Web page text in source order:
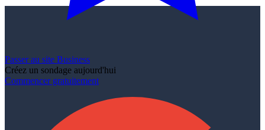
Passer au site Business
Créez un sondage aujourd'hui
Commencer gratuitement